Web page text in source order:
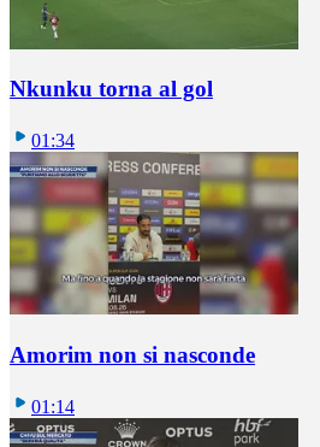
Nkunku torna al gol
01:34
Amorim non si nasconde
01:14